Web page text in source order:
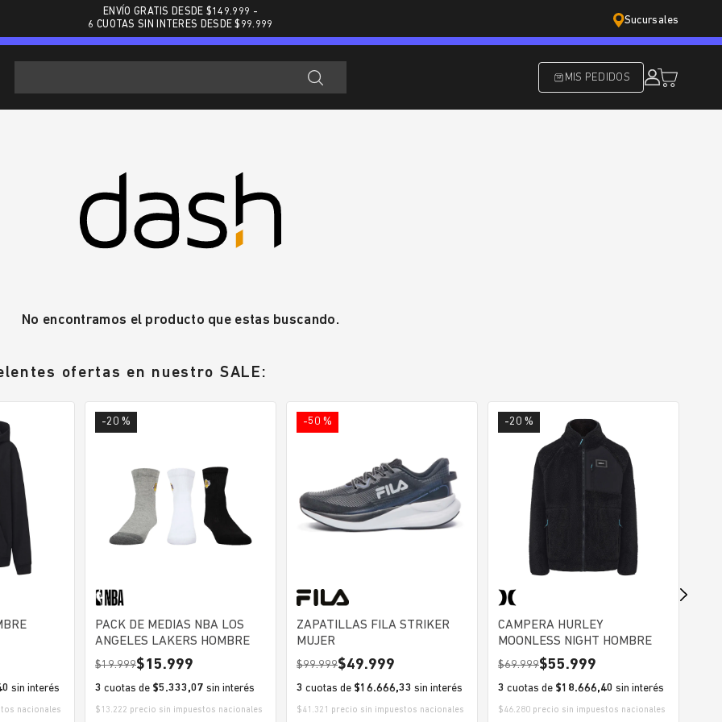
ENVÍO GRATIS DESDE $149.999 -
6 CUOTAS SIN INTERES DESDE $99.999
Sucursales
MIS PEDIDOS
No encontramos el producto que estas buscando.
ofertas en nuestro SALE:
HOMBRE
sin interés
nacionales
-20 %
PACK DE MEDIAS NBA LOS
ANGELES LAKERS HOMBRE
19.999 15.999
3 cuotas de $5.333,07 sin interés
$13.222 precio sin impuestos nacionales
-50 %
ZAPATILLAS FILA STRIKER
MUJER
99.999 49.999
3 cuotas de $16.666,33 sin interés
$41.321 precio sin impuestos nacionales
-20 %
CAMPERA HURLEY
MOONLESS NIGHT HOMBRE
69.999 55.999
3 cuotas de $18.666,40 sin interés
$46.280 precio sin impuestos nacionales